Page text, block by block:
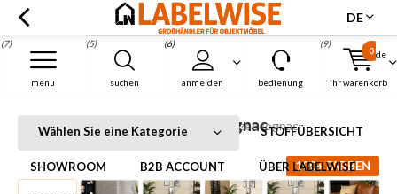
de
suchen
(5)
anmelden
(6)
menu
(7)
bedienung ihr warenkorb
0
(9)
Menu
DE
Wählen Sie eine Kategorie STOFFÜBERSICHT
SHOWROOM B2B ACCOUNT ÜBER LABELWISE
Startseite Leder Sofa Denver 2,5-Sitzer cognac
Leder Sofa Denver 2,5-Sitzer cognac
100+ FARBEN